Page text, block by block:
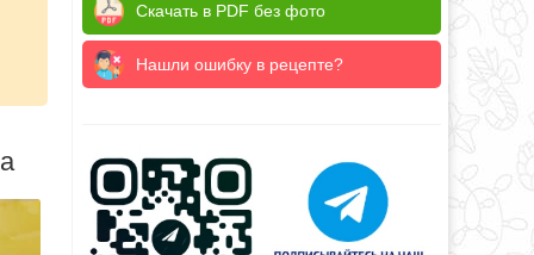
Скачать в PDF без фото
Нашли ошибку в рецепте?